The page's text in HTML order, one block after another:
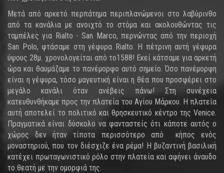
Μετά από αρκετό περπάτημα περιπλανώμενοι στο λαβύρινθο
από τα κανάλια με ανοιχτό το στόμα και ακολουθώντας τις
ταμπέλες για Rialto - San Marco, περνώντας από την περιοχή
San Polo, φτάσαμε στη γέφυρα Rialto. Η πέτρινη αυτή γέφυρα
ύψους 28μ. χρονολογείται από το1588! Εκεί κάτσαμε για αρκετή
ώρα και θαυμάζαμε το πανέμορφο αυτό σημείο. Όσο πανέμορφη
είναι η γέφυρα, τόσο μαγευτική είναι η θέα που προσφέρει στο
μεγάλο κανάλι όταν ανέβεις πάνω! Στη συνέχεια
κατευθυνθήκαμε προς την πλατεία του Αγίου Μάρκου. Η πλατεία
αυτή αποτελεί το πολιτικό και θρησκευτικό κέντρο της Venice.
Πραγματικά είναι δύσκολο να φανταστείς ότι κάποτε αυτός ο
χώρος δεν ήταν τίποτα περισσότερο από κήπος ενός
μοναστηριού, που τον διέσχιζε ένα ρέμα! Η βυζαντινή βασιλική
κατέχει πρωταγωνιστικό ρόλο στην πλατεία και αφήνει άναυδο
το θεατή με την ομορφιά της.